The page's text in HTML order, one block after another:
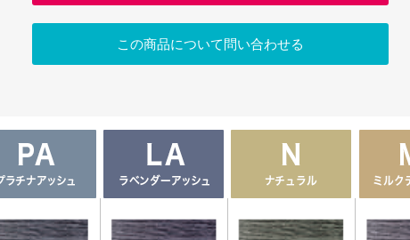
この商品について問い合わせる